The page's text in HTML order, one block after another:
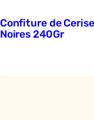
Confiture de
Noires 240Gr